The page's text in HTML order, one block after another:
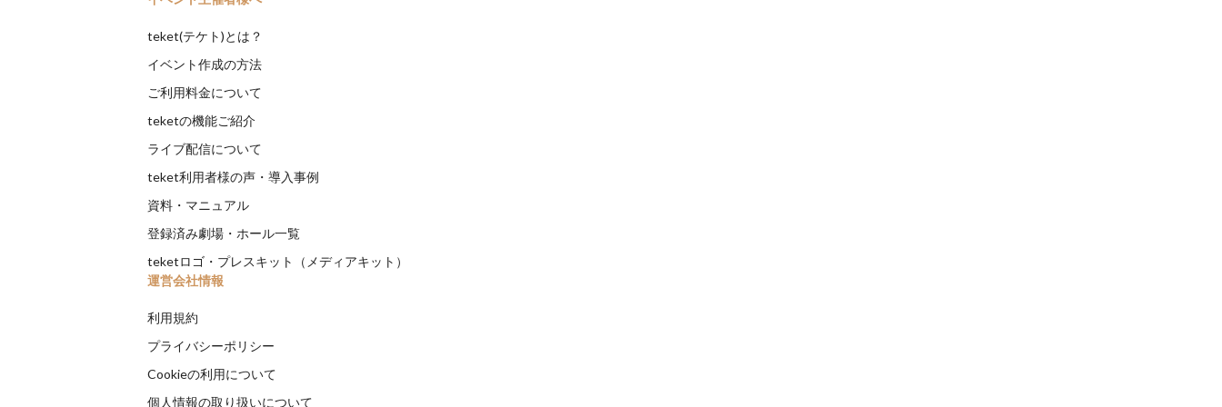
teket(テケト)とは？
イベント作成の方法
ご利用料金について
teketの機能ご紹介
ライブ配信について
teket利用者様の声・導入事例
資料・マニュアル
登録済み劇場・ホール一覧
teketロゴ・プレスキット（メディアキット）
運営会社情報
利用規約
プライバシーポリシー
Cookieの利用について
個人情報の取り扱いについて